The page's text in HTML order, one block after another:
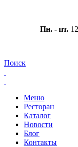
Пн. - пт.
Поиск
Меню
Ресторан
Каталог
Новости
Блог
Контакты